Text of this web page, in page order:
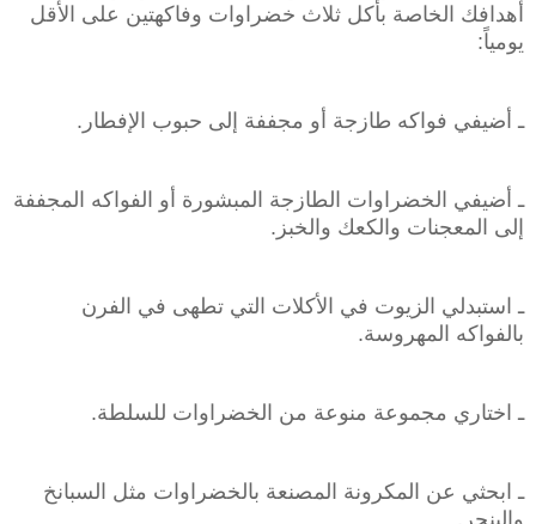
أهدافك الخاصة بأكل ثلاث خضراوات وفاكهتين على الأقل
يومياً:
ـ أضيفي فواكه طازجة أو مجففة إلى حبوب الإفطار.
ـ أضيفي الخضراوات الطازجة المبشورة أو الفواكه المجففة
إلى المعجنات والكعك والخبز.
ـ استبدلي الزيوت في الأكلات التي تطهى في الفرن
بالفواكه المهروسة.
ـ اختاري مجموعة منوعة من الخضراوات للسلطة.
ـ ابحثي عن المكرونة المصنعة بالخضراوات مثل السبانخ
والبنجر.